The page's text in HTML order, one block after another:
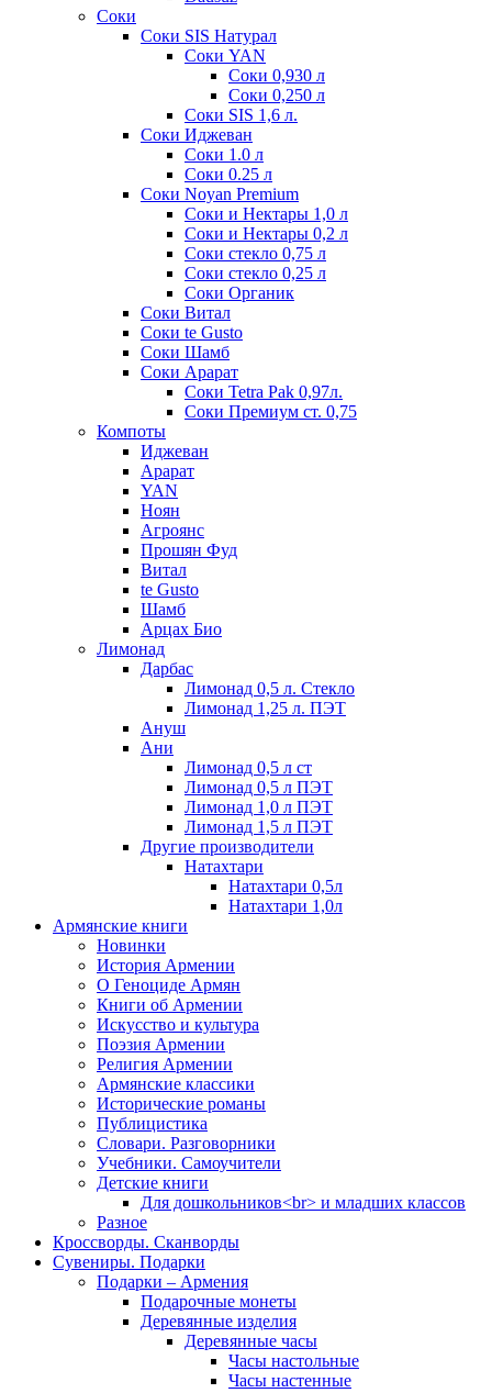
Соки
Соки SIS Натурал
Соки YAN
Соки 0,930 л
Соки 0,250 л
Соки SIS 1,6 л.
Соки Иджеван
Соки 1.0 л
Соки 0.25 л
Соки Noyan Premium
Соки и Нектары 1,0 л
Соки и Нектары 0,2 л
Соки стекло 0,75 л
Соки стекло 0,25 л
Соки Органик
Соки Витал
Соки te Gusto
Соки Шамб
Соки Арарат
Соки Tetra Pak 0,97л.
Соки Премиум ст. 0,75
Компоты
Иджеван
Арарат
YAN
Ноян
Агроянс
Прошян Фуд
Витал
te Gusto
Шамб
Арцах Био
Лимонад
Дарбас
Лимонад 0,5 л. Стекло
Лимонад 1,25 л. ПЭТ
Ануш
Ани
Лимонад 0,5 л ст
Лимонад 0,5 л ПЭТ
Лимонад 1,0 л ПЭТ
Лимонад 1,5 л ПЭТ
Другие производители
Натахтари
Натахтари 0,5л
Натахтари 1,0л
Армянские книги
Новинки
История Армении
О Геноциде Армян
Книги об Армении
Иcкусство и культура
Поэзия Армении
Религия Армении
Армянские классики
Исторические романы
Публицистика
Словари. Разговорники
Учебники. Самоучители
Детские книги
Для дошкольников<br> и младших классов
Разное
Кроссворды. Сканворды
Сувениры. Подарки
Подарки – Армения
Подарочные монеты
Деревянные изделия
Деревянные часы
Часы настольные
Часы настенные